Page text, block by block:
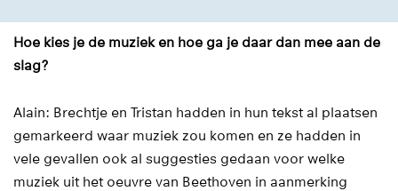
Hoe kies je de muziek en hoe ga je daar dan mee aan de
slag?
Alain: Brechtje en Tristan hadden in hun tekst al plaatsen
gemarkeerd waar muziek zou komen en ze hadden in
vele gevallen ook al suggesties gedaan voor welke
muziek uit het oeuvre van Beethoven in aanmerking